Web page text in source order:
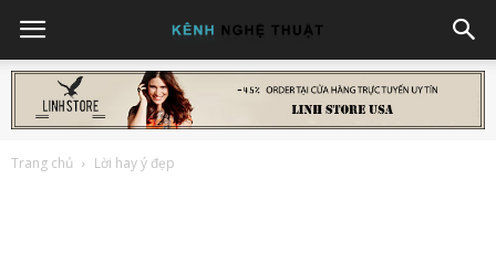
Trang chủ Lời hay ý đẹp